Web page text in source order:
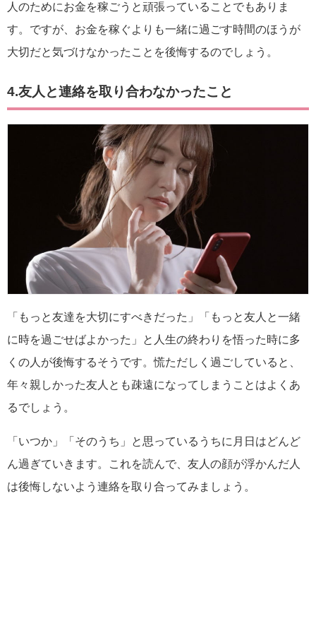
人のためにお金を稼ごうと頑張っていることでもありま
す。ですが、お金を稼ぐよりも一緒に過ごす時間のほうが
大切だと気づけなかったことを後悔するのでしょう。
4.友人と連絡を取り合わなかったこと
「もっと友達を大切にすべきだった」「もっと友人と一緒
に時を過ごせばよかった」と人生の終わりを悟った時に多
くの人が後悔するそうです。慌ただしく過ごしていると、
年々親しかった友人とも疎遠になってしまうことはよくあ
るでしょう。
「いつか」「そのうち」と思っているうちに月日はどんど
ん過ぎていきます。これを読んで、友人の顔が浮かんだ人
は後悔しないよう連絡を取り合ってみましょう。